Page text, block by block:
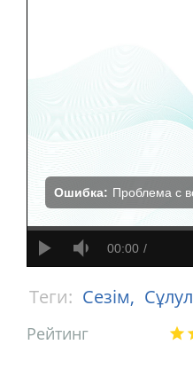
Ошибка: Проблема с
00:00
Теги: Сезім,
Рейтинг